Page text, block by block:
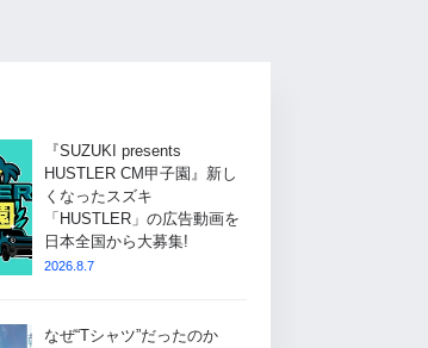
『SUZUKI presents
HUSTLER CM甲子園』新し
くなったスズキ
「HUSTLER」の広告動画を
日本全国から大募集!
2026.8.7
なぜ“Tシャツ”だったのか